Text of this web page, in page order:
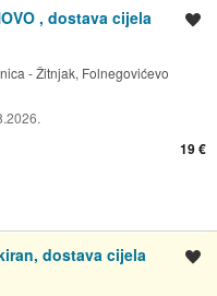
, dostava cijela
- Žitnjak, Folnegovićevo
19 €
dostava cijela